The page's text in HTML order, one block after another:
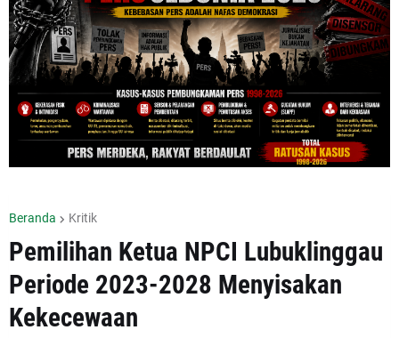
Beranda Kritik
Pemilihan Ketua NPCI Lubuklinggau
Periode 2023-2028 Menyisakan
Kekecewaan